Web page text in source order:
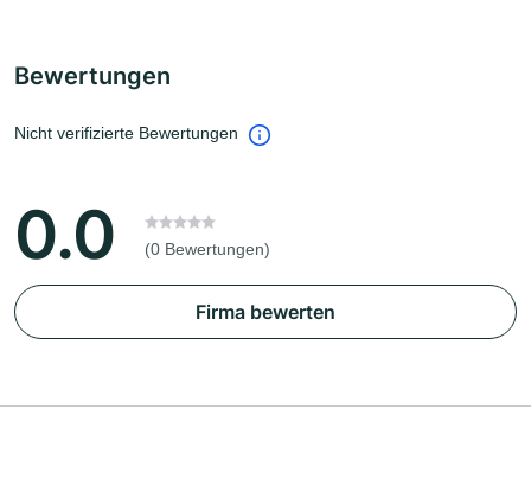
Bewertungen
Nicht verifizierte Bewertungen
0.0 (0 Bewertungen)
Firma bewerten